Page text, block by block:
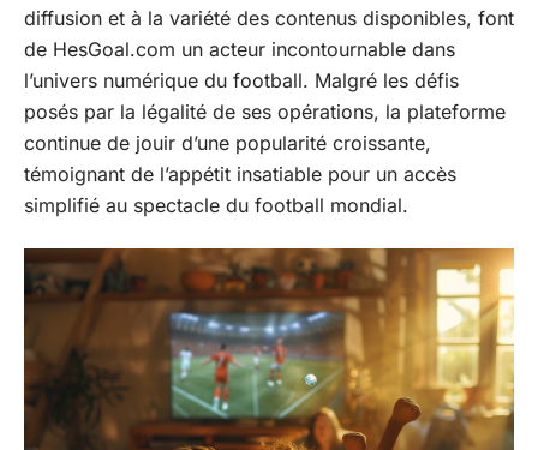
diffusion et à la variété des contenus disponibles, font
de HesGoal.com un acteur incontournable dans
l’univers numérique du football. Malgré les défis
posés par la légalité de ses opérations, la plateforme
continue de jouir d’une popularité croissante,
témoignant de l’appétit insatiable pour un accès
simplifié au spectacle du football mondial.